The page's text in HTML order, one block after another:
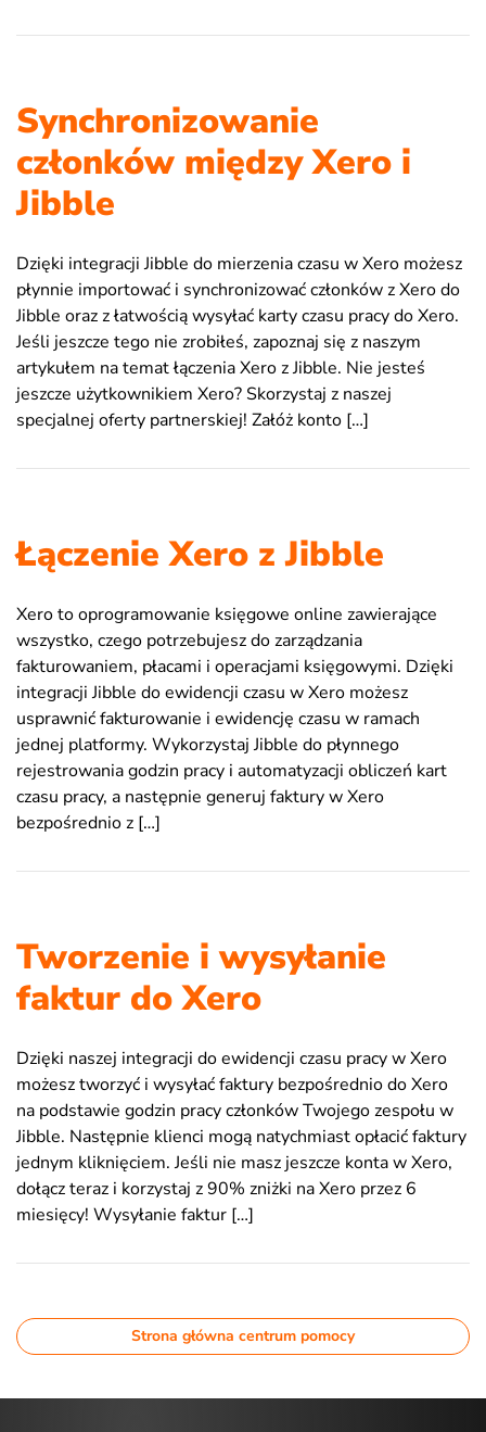
Synchronizowanie
członków między Xero i
Jibble
Dzięki integracji Jibble do mierzenia czasu w Xero możesz
płynnie importować i synchronizować członków z Xero do
Jibble oraz z łatwością wysyłać karty czasu pracy do Xero.
Jeśli jeszcze tego nie zrobiłeś, zapoznaj się z naszym
artykułem na temat łączenia Xero z Jibble. Nie jesteś
jeszcze użytkownikiem Xero? Skorzystaj z naszej
specjalnej oferty partnerskiej! Załóż konto […]
Łączenie Xero z Jibble
Xero to oprogramowanie księgowe online zawierające
wszystko, czego potrzebujesz do zarządzania
fakturowaniem, płacami i operacjami księgowymi. Dzięki
integracji Jibble do ewidencji czasu w Xero możesz
usprawnić fakturowanie i ewidencję czasu w ramach
jednej platformy. Wykorzystaj Jibble do płynnego
rejestrowania godzin pracy i automatyzacji obliczeń kart
czasu pracy, a następnie generuj faktury w Xero
bezpośrednio z […]
Tworzenie i wysyłanie
faktur do Xero
Dzięki naszej integracji do ewidencji czasu pracy w Xero
możesz tworzyć i wysyłać faktury bezpośrednio do Xero
na podstawie godzin pracy członków Twojego zespołu w
Jibble. Następnie klienci mogą natychmiast opłacić faktury
jednym kliknięciem. Jeśli nie masz jeszcze konta w Xero,
dołącz teraz i korzystaj z 90% zniżki na Xero przez 6
miesięcy! Wysyłanie faktur […]
Strona główna centrum pomocy